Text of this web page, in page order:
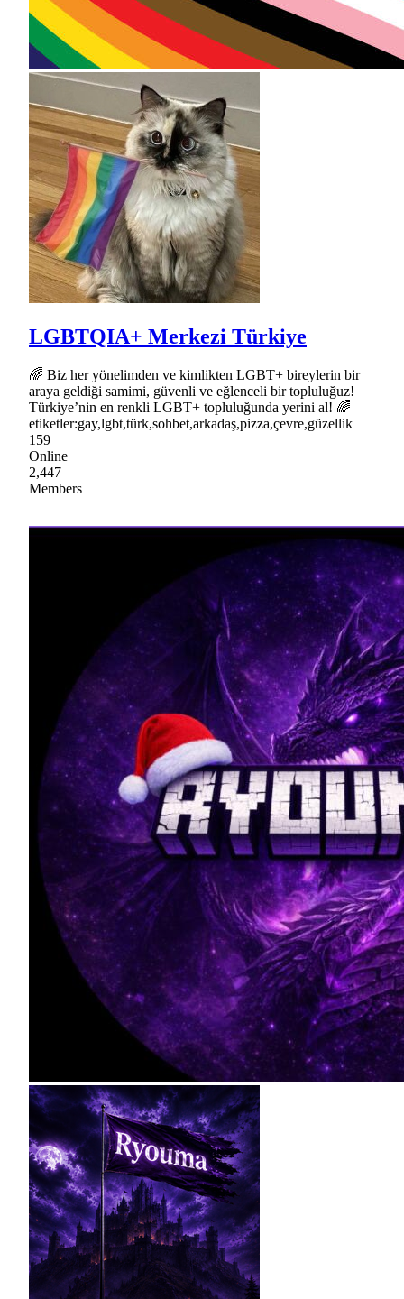
LGBTQIA+ Merkezi Türkiye
🌈 Biz her yönelimden ve kimlikten LGBT+ bireylerin bir
araya geldiği samimi, güvenli ve eğlenceli bir topluluğuz!
Türkiye’nin en renkli LGBT+ topluluğunda yerini al! 🌈
etiketler:gay,lgbt,türk,sohbet,arkadaş,pizza,çevre,güzellik
159
Online
2,447
Members